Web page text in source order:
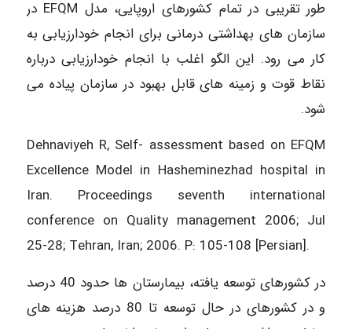
طور تقریبی در تمام کشورهای اروپایی، مدل EFQM در
سازمان های بهداشتی درمانی برای انجام خودارزیابی به
کار می رود. این الگو اغلب با انجام خودارزیابی درباره
نقاط قوت و زمینه های قابل بهبود در سازمان پیاده می
شود.
Dehnaviyeh R, Self- assessment based on EFQM
Excellence Model in Hasheminezhad hospital in
Iran. Proceedings seventh international
conference on Quality management 2006; Jul
25-28; Tehran, Iran; 2006. P: 105-108 [Persian].
در کشورهای توسعه یافته، بیمارستان ها حدود 40 درصد
و در کشورهای در حال توسعه تا 80 درصد هزینه های